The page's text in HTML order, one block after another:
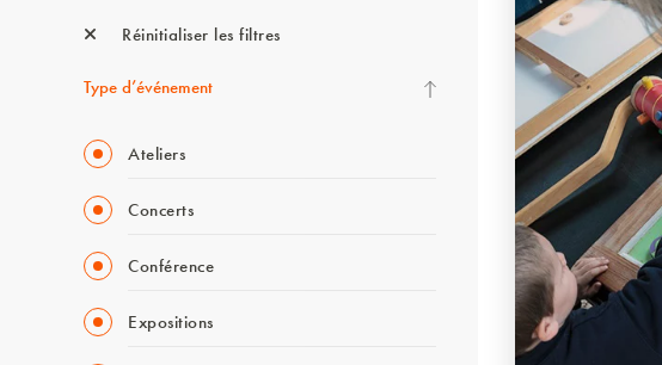
Réinitialiser les filtres
Type d’événement
Ateliers
Concerts
Conférence
Expositions